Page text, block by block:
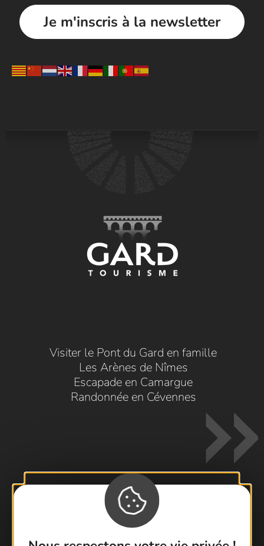
Je m'inscris à la newsletter
Visiter le Pont du Gard en famille
Les Arènes de Nîmes
Escapade en Camargue
Randonnée en Cévennes
Contactez-nous !
Foire aux questions